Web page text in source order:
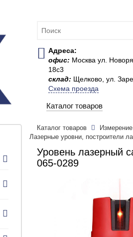
Адреса:
офис: Москва ул.
18с3
склад: Щелково, ул.
Схема проезда
Каталог товаров
Каталог товаров Измерение
Лазерные уровни, построители
Уровень лазерный
065-0289